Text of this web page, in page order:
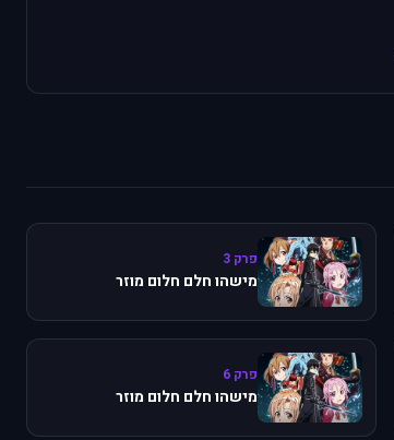
פרק 3
מישהו חלם חלום מוזר
פרק 6
מישהו חלם חלום מוזר